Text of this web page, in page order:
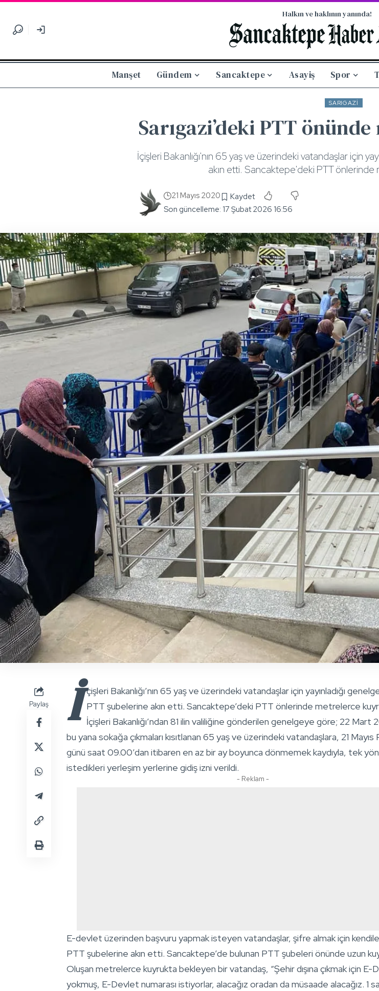
Halkın ve haklının yanında!
Manşet Gündem Sancaktepe Asayiş Spor
SARIGAZI
Sarıgazi’deki PTT
İçişleri Bakanlığı'nın 65 yaş ve üzerindeki vatandaşlar için
akın etti. Sancaktepe'deki PTT
Son güncelleme: 17 Şubat 2026 16:56
21 Mayıs 2020
Paylaş İ çişleri Bakanlığı’nın 65 yaş ve üzerindeki vatandaşlar için yayınladığı
PTT şubelerine akın etti. Sancaktepe’deki PTT önlerinde metrelerce
İçişleri Bakanlığı’ndan 81 ilin valiliğine gönderilen genelgeye göre; 22 Mart
bu yana sokağa çıkmaları kısıtlanan 65 yaş ve üzerindeki vatandaşlara, 21
günü saat 09.00’dan itibaren en az bir ay boyunca dönmemek kaydıyla, tek
istedikleri yerleşim yerlerine gidiş izni verildi.
- Reklam -
E-devlet üzerinden başvuru yapmak isteyen vatandaşlar, şifre almak için
PTT şubelerine akın etti. Sancaktepe’de bulunan PTT şubeleri önünde uzun
Oluşan metrelerce kuyrukta bekleyen bir vatandaş, “Şehir dışına çıkmak için E-
yokmuş, E-Devlet numarası istiyorlar, alacağız oradan da müsaade alacağız. 1